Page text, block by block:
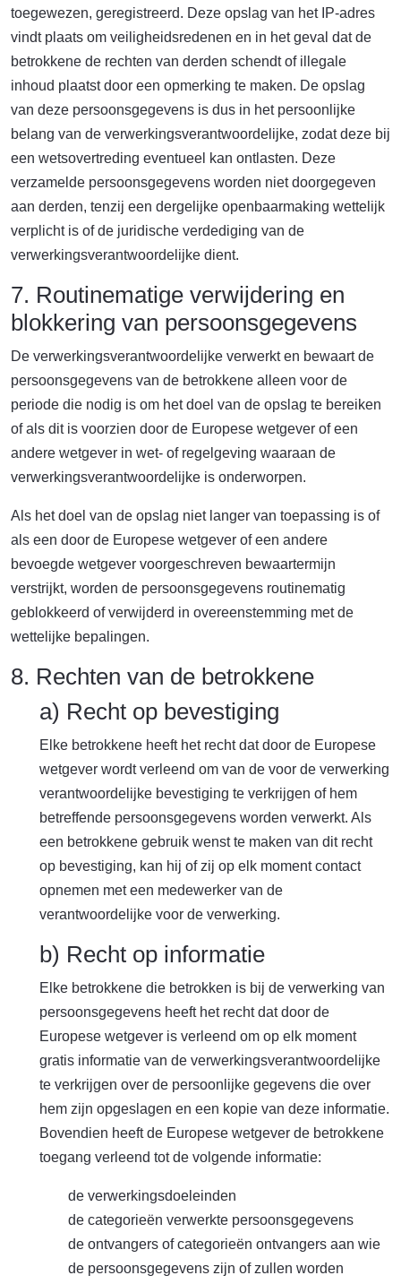
toegewezen, geregistreerd. Deze opslag van het IP-adres
vindt plaats om veiligheidsredenen en in het geval dat de
betrokkene de rechten van derden schendt of illegale
inhoud plaatst door een opmerking te maken. De opslag
van deze persoonsgegevens is dus in het persoonlijke
belang van de verwerkingsverantwoordelijke, zodat deze bij
een wetsovertreding eventueel kan ontlasten. Deze
verzamelde persoonsgegevens worden niet doorgegeven
aan derden, tenzij een dergelijke openbaarmaking wettelijk
verplicht is of de juridische verdediging van de
verwerkingsverantwoordelijke dient.
7. Routinematige verwijdering en
blokkering van persoonsgegevens
De verwerkingsverantwoordelijke verwerkt en bewaart de
persoonsgegevens van de betrokkene alleen voor de
periode die nodig is om het doel van de opslag te bereiken
of als dit is voorzien door de Europese wetgever of een
andere wetgever in wet- of regelgeving waaraan de
verwerkingsverantwoordelijke is onderworpen.
Als het doel van de opslag niet langer van toepassing is of
als een door de Europese wetgever of een andere
bevoegde wetgever voorgeschreven bewaartermijn
verstrijkt, worden de persoonsgegevens routinematig
geblokkeerd of verwijderd in overeenstemming met de
wettelijke bepalingen.
8. Rechten van de betrokkene
a) Recht op bevestiging
Elke betrokkene heeft het recht dat door de Europese
wetgever wordt verleend om van de voor de verwerking
verantwoordelijke bevestiging te verkrijgen of hem
betreffende persoonsgegevens worden verwerkt. Als
een betrokkene gebruik wenst te maken van dit recht
op bevestiging, kan hij of zij op elk moment contact
opnemen met een medewerker van de
verantwoordelijke voor de verwerking.
b) Recht op informatie
Elke betrokkene die betrokken is bij de verwerking van
persoonsgegevens heeft het recht dat door de
Europese wetgever is verleend om op elk moment
gratis informatie van de verwerkingsverantwoordelijke
te verkrijgen over de persoonlijke gegevens die over
hem zijn opgeslagen en een kopie van deze informatie.
Bovendien heeft de Europese wetgever de betrokkene
toegang verleend tot de volgende informatie:
de verwerkingsdoeleinden
de categorieën verwerkte persoonsgegevens
de ontvangers of categorieën ontvangers aan wie
de persoonsgegevens zijn of zullen worden